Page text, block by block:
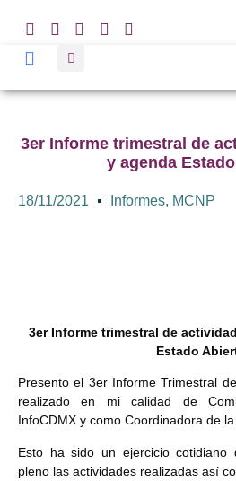
3er Informe trimestral de
y agenda
18/11/2021 Informes, MCNP
3er Informe trimestral de
Estado
Presento el 3er Informe Trimestral
realizado en mi calidad de
InfoCDMX y como Coordinadora de la
Esto ha sido un ejercicio cotidiano
pleno las actividades realizadas así